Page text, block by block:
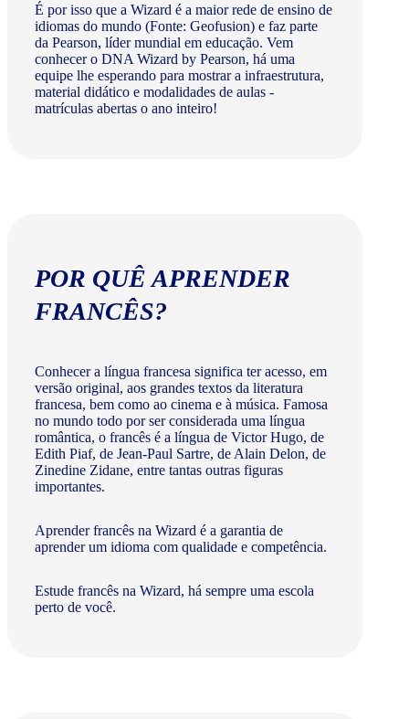
É por isso que a Wizard é a maior rede de ensino de
idiomas do mundo (Fonte: Geofusion) e faz parte
da Pearson, líder mundial em educação. Vem
conhecer o DNA Wizard by Pearson, há uma
equipe lhe esperando para mostrar a infraestrutura,
material didático e modalidades de aulas -
matrículas abertas o ano inteiro!
POR QUÊ APRENDER
FRANCÊS?
Conhecer a língua francesa significa ter acesso, em
versão original, aos grandes textos da literatura
francesa, bem como ao cinema e à música. Famosa
no mundo todo por ser considerada uma língua
romântica, o francês é a língua de Victor Hugo, de
Edith Piaf, de Jean-Paul Sartre, de Alain Delon, de
Zinedine Zidane, entre tantas outras figuras
importantes.
Aprender francês na Wizard é a garantia de
aprender um idioma com qualidade e competência.
Estude francês na Wizard, há sempre uma escola
perto de você.